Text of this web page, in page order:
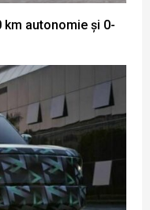
km autonomie și 0-